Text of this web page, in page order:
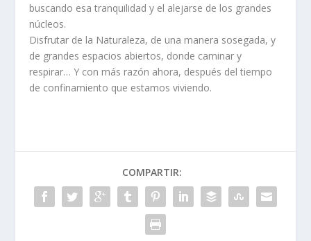
buscando esa tranquilidad y el alejarse de los grandes
núcleos.
Disfrutar de la Naturaleza, de una manera sosegada, y
de grandes espacios abiertos, donde caminar y
respirar… Y con más razón ahora, después del tiempo
de confinamiento que estamos viviendo.
COMPARTIR: